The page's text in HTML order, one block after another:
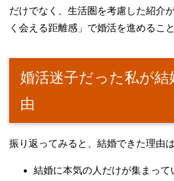
だけでなく、生活圏を考慮した紹介
く会える距離感」で婚活を進めるこ
婚活迷子だった私が結
由
振り返ってみると、結婚できた理由
結婚に本気の人だけが集まって